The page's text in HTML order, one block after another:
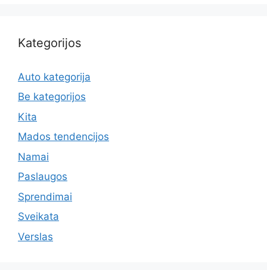
Kategorijos
Auto kategorija
Be kategorijos
Kita
Mados tendencijos
Namai
Paslaugos
Sprendimai
Sveikata
Verslas